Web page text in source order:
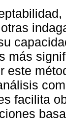
más
este
facilita